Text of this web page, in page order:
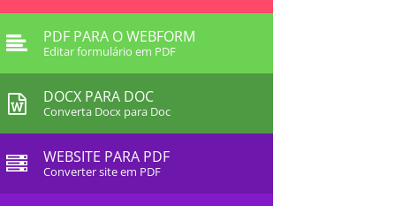
PDF PARA O WEBFORM
Editar formulário em PDF
DOCX PARA DOC
Converta Docx para Doc
WEBSITE PARA PDF
Converter site em PDF